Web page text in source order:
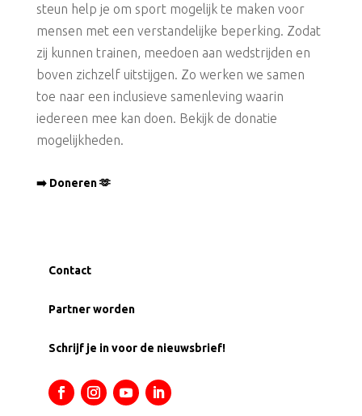
steun help je om sport mogelijk te maken voor
mensen met een verstandelijke beperking. Zodat
zij kunnen trainen, meedoen aan wedstrijden en
boven zichzelf uitstijgen. Zo werken we samen
toe naar een inclusieve samenleving waarin
iedereen mee kan doen. Bekijk de donatie
mogelijkheden.
➡️ Doneren 🫶
Contact
Partner worden
Schrijf je in voor de nieuwsbrief!